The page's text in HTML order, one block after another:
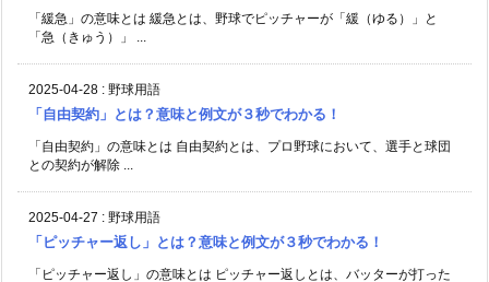
「緩急」の意味とは 緩急とは、野球でピッチャーが「緩（ゆる）」と
「急（きゅう）」 ...
2025-04-28 : 野球用語
「自由契約」とは？意味と例文が３秒でわかる！
「自由契約」の意味とは 自由契約とは、プロ野球において、選手と球団
との契約が解除 ...
2025-04-27 : 野球用語
「ピッチャー返し」とは？意味と例文が３秒でわかる！
「ピッチャー返し」の意味とは ピッチャー返しとは、バッターが打った